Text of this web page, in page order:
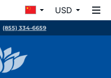
USD
(855) 334-6659